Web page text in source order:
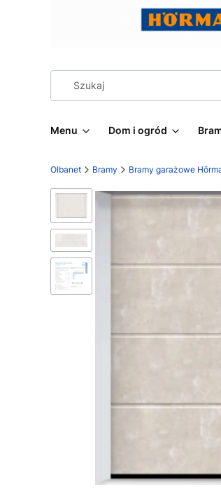
Menu Dom i ogród
Olbanet Bramy Bramy garażowe